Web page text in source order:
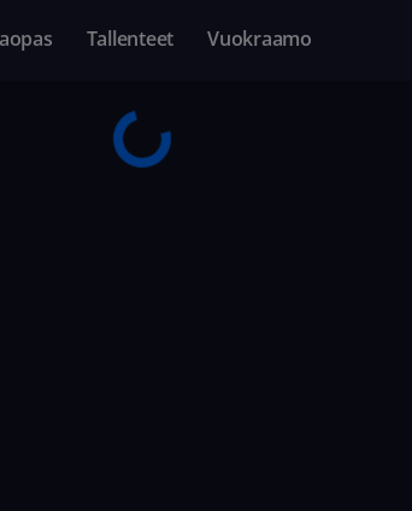
Tallenteet Vuokraamo